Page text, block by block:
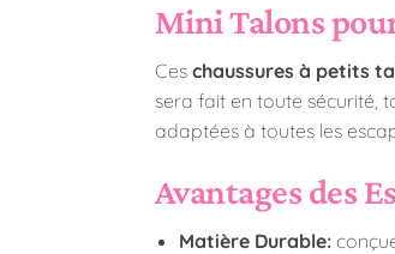
Mini Talons
Ces chaussures à petits
sera fait en toute sécurité,
adaptées à toutes les
Avantages des
Matière Durable: